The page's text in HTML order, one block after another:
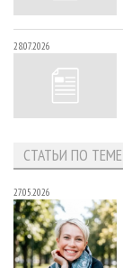
28.07.2026
СТАТЬИ ПО ТЕМЕ
27.05.2026